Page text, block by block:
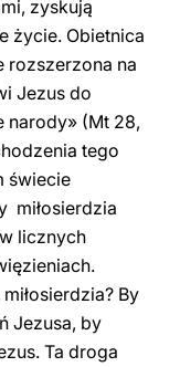
zyskują
życie. Obietnica
rozszerzona na
Jezus do
narody» (Mt 28,
tego
świecie
miłosierdzia
licznych
By
Jezusa, by
Ta droga